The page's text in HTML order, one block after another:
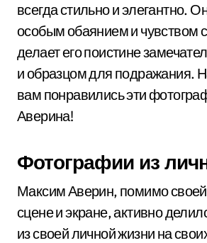
всегда стильно и элегантно.
особым обаянием и чувством
делает его поистине
и образцом для подражания.
вам понравились эти
Аверина!
Фотографии из
Максим Аверин, помимо
сцене и экране, активно
из своей личной жизни на